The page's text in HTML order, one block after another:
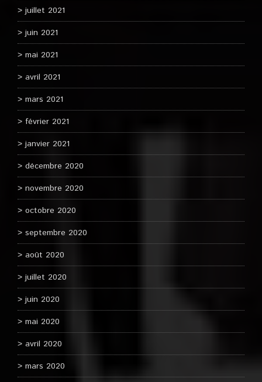
juillet 2021
juin 2021
mai 2021
avril 2021
mars 2021
février 2021
janvier 2021
décembre 2020
novembre 2020
octobre 2020
septembre 2020
août 2020
juillet 2020
juin 2020
mai 2020
avril 2020
mars 2020